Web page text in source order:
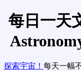
每日一天
探索宇宙！ 每天一幅